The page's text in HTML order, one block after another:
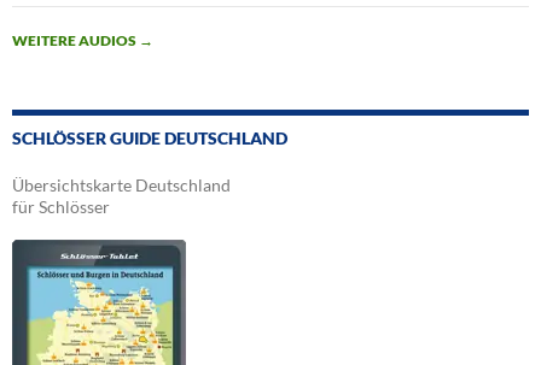
WEITERE AUDIOS →
SCHLÖSSER GUIDE DEUTSCHLAND
Übersichtskarte Deutschland
für Schlösser